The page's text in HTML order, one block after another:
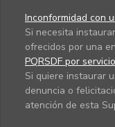
Inconformidad con
Si necesita
ofrecidos por una
PQRSDF por
Si quiere instaurar
denuncia o
atención de esta